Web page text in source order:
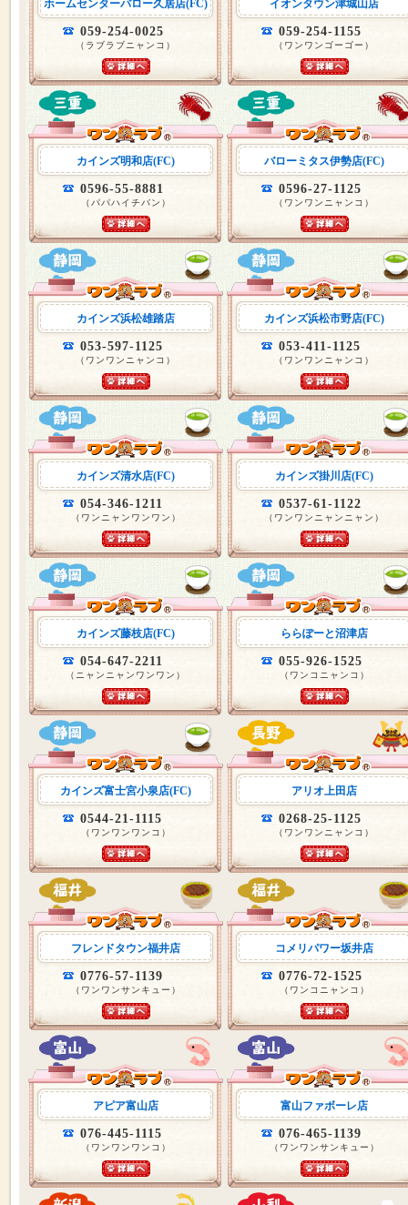
ホームセンターバロー久居店(FC)
059-254-0025
（ラブラブニャンコ）
イオンタウン津城山店
059-254-1155
（ワンワンゴーゴー）
カインズ明和店(FC)
0596-55-8881
（パパハイチバン）
バローミタス伊勢店(FC)
0596-27-1125
（ワンワンニャンコ）
カインズ浜松雄踏店
053-597-1125
（ワンワンニャンコ）
カインズ浜松市野店(FC)
053-411-1125
（ワンワンニャンコ）
カインズ清水店(FC)
054-346-1211
（ワンニャンワンワン）
カインズ掛川店(FC)
0537-61-1122
（ワンワンニャンニャン）
カインズ藤枝店(FC)
054-647-2211
（ニャンニャンワンワン）
ららぽーと沼津店
055-926-1525
（ワンコニャンコ）
カインズ富士宮小泉店(FC)
0544-21-1115
（ワンワンワンコ）
アリオ上田店
0268-25-1125
（ワンワンニャンコ）
フレンドタウン福井店
0776-57-1139
（ワンワンサンキュー）
コメリパワー坂井店
0776-72-1525
（ワンコニャンコ）
アピア富山店
076-445-1115
（ワンワンワンコ）
富山ファボーレ店
076-465-1139
（ワンワンサンキュー）